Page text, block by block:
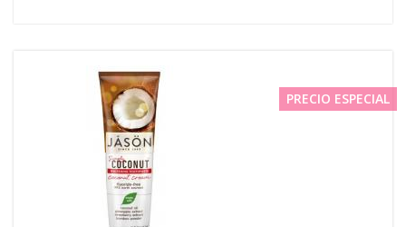
PRECIO ESPECIAL